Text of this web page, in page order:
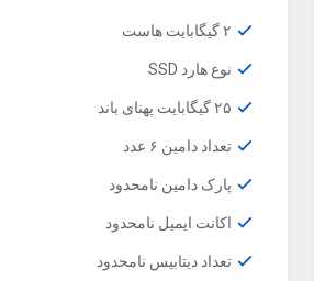
۲ گیگابایت هاست
نوع هارد SSD
۲۵ گیگابایت پهنای باند
تعداد دامین ۶ عدد
پارک دامین نامحدود
اکانت ایمیل نامحدود
تعداد دیتابیس نامحدود